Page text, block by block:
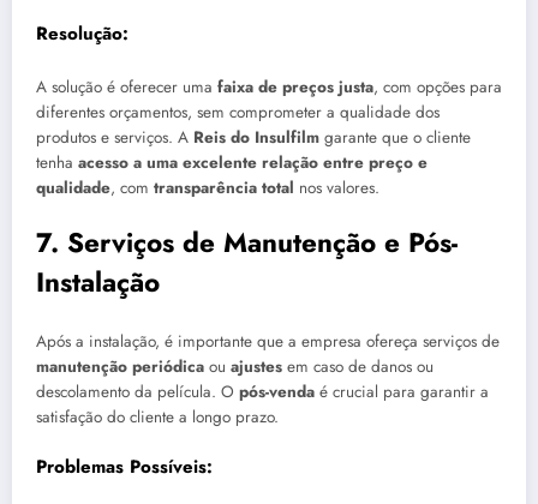
Resolução:
A solução é oferecer uma faixa de preços justa, com opções para
diferentes orçamentos, sem comprometer a qualidade dos
produtos e serviços. A Reis do Insulfilm garante que o cliente
tenha acesso a uma excelente relação entre preço e
qualidade, com transparência total nos valores.
7. Serviços de Manutenção e Pós-
Instalação
Após a instalação, é importante que a empresa ofereça serviços de
manutenção periódica ou ajustes em caso de danos ou
descolamento da película. O pós-venda é crucial para garantir a
satisfação do cliente a longo prazo.
Problemas Possíveis: